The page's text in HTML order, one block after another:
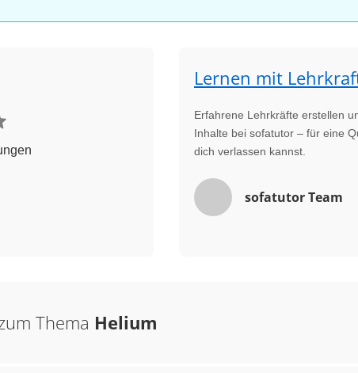
Lernen mit
Erfahrene Lehrkräfte erstellen
Inhalte bei sofatutor – für eine
dich verlassen kannst.
sofatutor Team
Thema Helium